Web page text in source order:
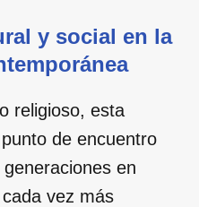
y social en la
religioso, esta
de encuentro
en
vez más